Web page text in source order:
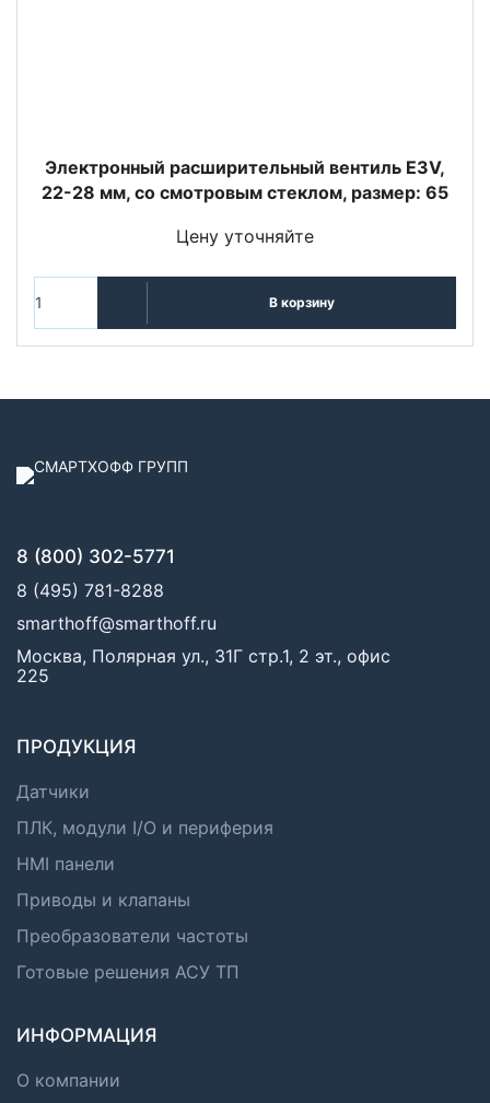
Электронный расширительный вентиль E3V,
22-28 мм, со смотровым стеклом, размер: 65
Цену уточняйте
В корзину
8 (800) 302-5771
8 (495) 781-8288
smarthoff@smarthoff.ru
Москва, Полярная ул., 31Г стр.1, 2 эт., офис
225
ПРОДУКЦИЯ
Датчики
ПЛК, модули I/O и периферия
HMI панели
Приводы и клапаны
Преобразователи частоты
Готовые решения АСУ ТП
ИНФОРМАЦИЯ
О компании